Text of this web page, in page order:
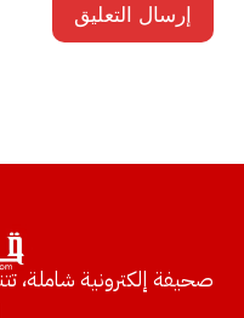
صحيفة إلكترونية شاملة،